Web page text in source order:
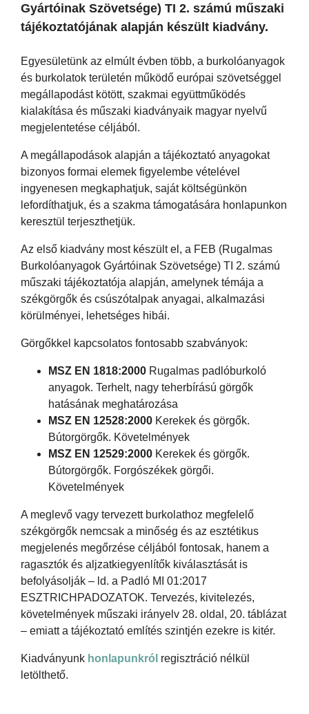
Gyártóinak Szövetsége) TI 2. számú műszaki
tájékoztatójának alapján készült kiadvány.
Egyesületünk az elmúlt évben több, a burkolóanyagok
és burkolatok területén működő európai szövetséggel
megállapodást kötött, szakmai együttműködés
kialakítása és műszaki kiadványaik magyar nyelvű
megjelentetése céljából.
A megállapodások alapján a tájékoztató anyagokat
bizonyos formai elemek figyelembe vételével
ingyenesen megkaphatjuk, saját költségünkön
lefordíthatjuk, és a szakma támogatására honlapunkon
keresztül terjeszthetjük.
Az első kiadvány most készült el, a FEB (Rugalmas
Burkolóanyagok Gyártóinak Szövetsége) TI 2. számú
műszaki tájékoztatója alapján, amelynek témája a
székgörgők és csúszótalpak anyagai, alkalmazási
körülményei, lehetséges hibái.
Görgőkkel kapcsolatos fontosabb szabványok:
MSZ EN 1818:2000 Rugalmas padlóburkoló
anyagok. Terhelt, nagy teherbírású görgők
hatásának meghatározása
MSZ EN 12528:2000 Kerekek és görgők.
Bútorgörgők. Követelmények
MSZ EN 12529:2000 Kerekek és görgők.
Bútorgörgők. Forgószékek görgői.
Követelmények
A meglevő vagy tervezett burkolathoz megfelelő
székgörgők nemcsak a minőség és az esztétikus
megjelenés megőrzése céljából fontosak, hanem a
ragasztók és aljzatkiegyenlítők kiválasztását is
befolyásolják – ld. a Padló MI 01:2017
ESZTRICHPADOZATOK. Tervezés, kivitelezés,
követelmények műszaki irányelv 28. oldal, 20. táblázat
– emiatt a tájékoztató említés szintjén ezekre is kitér.
Kiadványunk honlapunkról regisztráció nélkül
letölthető.